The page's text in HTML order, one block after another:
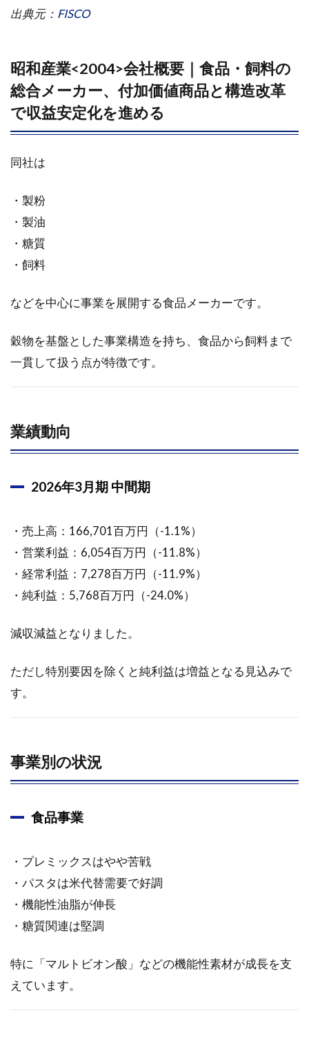
出典元： FISCO
昭和産業<2004>会社概要｜食品・飼料の
総合メーカー、付加価値商品と構造改革
で収益安定化を進める
同社は
・製粉
・製油
・糖質
・飼料
などを中心に事業を展開する食品メーカーです。
穀物を基盤とした事業構造を持ち、食品から飼料まで
一貫して扱う点が特徴です。
業績動向
2026年3月期 中間期
・売上高：166,701百万円（-1.1%）
・営業利益：6,054百万円（-11.8%）
・経常利益：7,278百万円（-11.9%）
・純利益：5,768百万円（-24.0%）
減収減益となりました。
ただし特別要因を除くと純利益は増益となる見込みで
す。
事業別の状況
食品事業
・プレミックスはやや苦戦
・パスタは米代替需要で好調
・機能性油脂が伸長
・糖質関連は堅調
特に「マルトビオン酸」などの機能性素材が成長を支
えています。